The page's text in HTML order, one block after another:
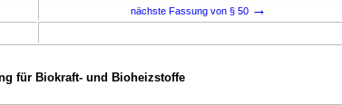
nächste Fassung von § 50 →
für Biokraft- und Bioheizstoffe